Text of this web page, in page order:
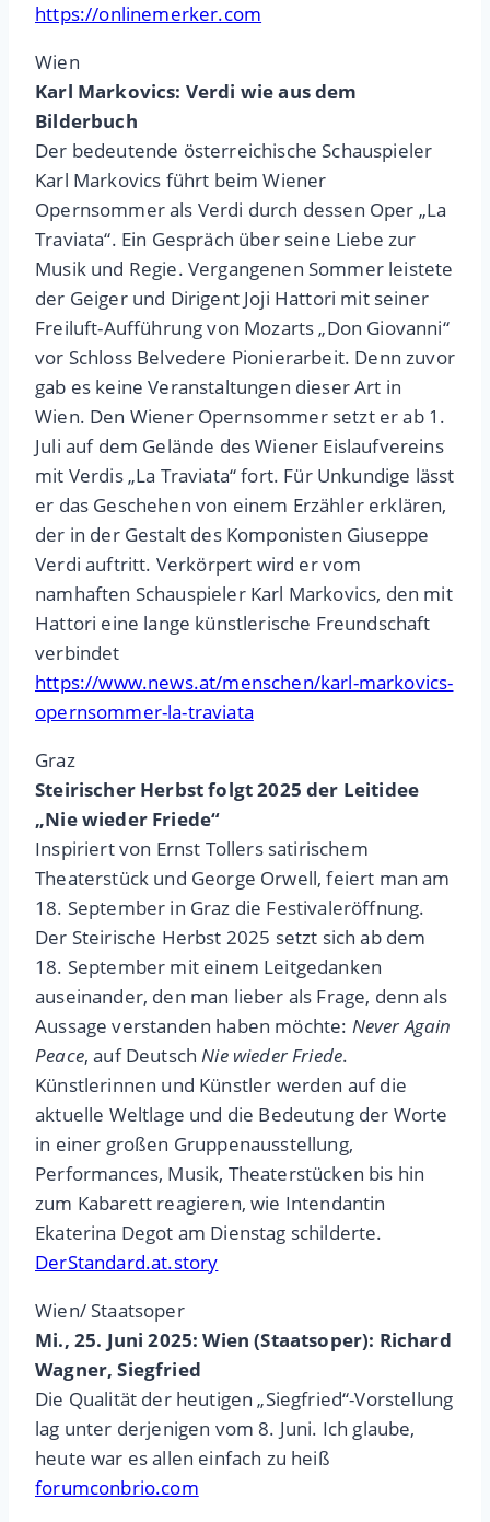
https://onlinemerker.com
Wien
Karl Markovics: Verdi wie aus dem
Bilderbuch
Der bedeutende österreichische Schauspieler
Karl Markovics führt beim Wiener
Opernsommer als Verdi durch dessen Oper „La
Traviata“. Ein Gespräch über seine Liebe zur
Musik und Regie. Vergangenen Sommer leistete
der Geiger und Dirigent Joji Hattori mit seiner
Freiluft-Aufführung von Mozarts „Don Giovanni“
vor Schloss Belvedere Pionierarbeit. Denn zuvor
gab es keine Veranstaltungen dieser Art in
Wien. Den Wiener Opernsommer setzt er ab 1.
Juli auf dem Gelände des Wiener Eislaufvereins
mit Verdis „La Traviata“ fort. Für Unkundige lässt
er das Geschehen von einem Erzähler erklären,
der in der Gestalt des Komponisten Giuseppe
Verdi auftritt. Verkörpert wird er vom
namhaften Schauspieler Karl Markovics, den mit
Hattori eine lange künstlerische Freundschaft
verbindet
https://www.news.at/menschen/karl-markovics-
opernsommer-la-traviata
Graz
Steirischer Herbst folgt 2025 der Leitidee
„Nie wieder Friede“
Inspiriert von Ernst Tollers satirischem
Theaterstück und George Orwell, feiert man am
18. September in Graz die Festivaleröffnung.
Der Steirische Herbst 2025 setzt sich ab dem
18. September mit einem Leitgedanken
auseinander, den man lieber als Frage, denn als
Aussage verstanden haben möchte: Never Again
Peace, auf DeutschNie wieder Friede.
Künstlerinnen und Künstler werden auf die
aktuelle Weltlage und die Bedeutung der Worte
in einer großen Gruppenausstellung,
Performances, Musik, Theaterstücken bis hin
zum Kabarett reagieren, wie Intendantin
Ekaterina Degot am Dienstag schilderte.
DerStandard.at.story
Wien/ Staatsoper
Mi., 25. Juni 2025: Wien (Staatsoper): Richard
Wagner, Siegfried
Die Qualität der heutigen „Siegfried“-Vorstellung
lag unter derjenigen vom 8. Juni. Ich glaube,
heute war es allen einfach zu heiß
forumconbrio.com